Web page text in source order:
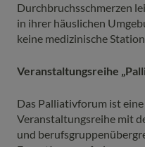
Durchbruchsschmerzen
in ihrer häuslichen
keine medizinische
Veranstaltungsreihe
Das Palliativforum ist
Veranstaltungsreihe mit
und